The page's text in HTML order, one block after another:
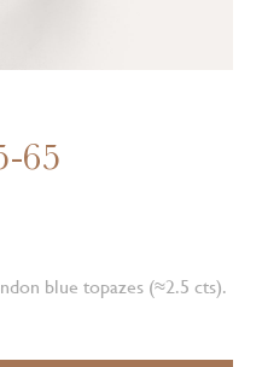
65
blue topazes (≈2.5 cts).